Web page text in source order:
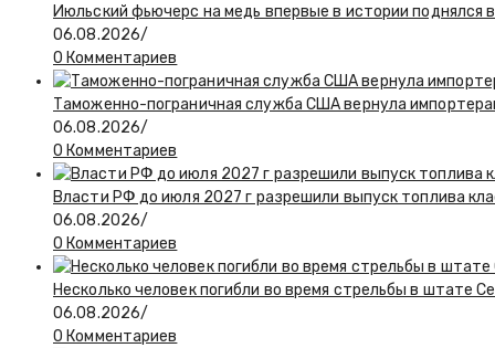
Июльский фьючерс на медь впервые в истории поднялся
06.08.2026/
0 Комментариев
Таможенно-пограничная служба США вернула
06.08.2026/
0 Комментариев
Власти РФ до июля 2027 г разрешили выпуск топлива
06.08.2026/
0 Комментариев
Несколько человек погибли во время стрельбы в штате
06.08.2026/
0 Комментариев